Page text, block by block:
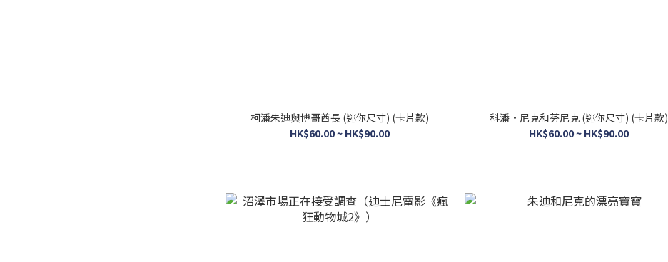
柯潘朱迪與博哥酋長 (迷你尺寸) (卡片款)
HK$60.00 ~ HK$90.00
科潘·尼克和芬尼克 (迷你尺寸) (卡片款)
HK$60.00 ~ HK$90.00